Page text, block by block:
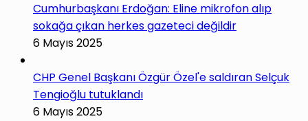
Cumhurbaşkanı Erdoğan: Eline mikrofon alıp
sokağa çıkan herkes gazeteci değildir
6 Mayıs 2025
CHP Genel Başkanı Özgür Özel'e saldıran Selçuk
Tengioğlu tutuklandı
6 Mayıs 2025